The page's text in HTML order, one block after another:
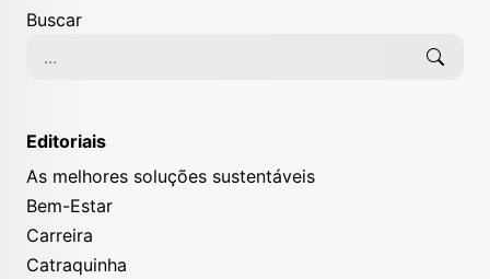
Buscar
Editoriais
As melhores soluções sustentáveis
Bem-Estar
Carreira
Catraquinha